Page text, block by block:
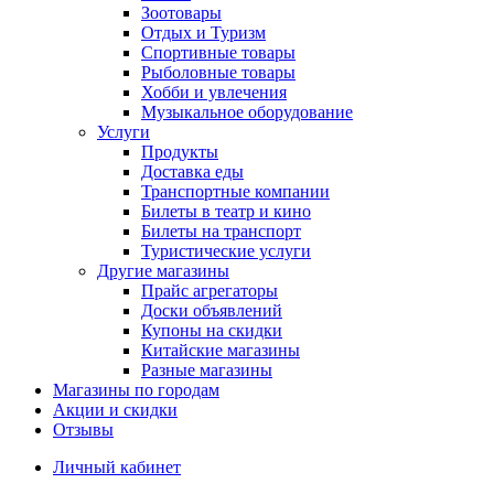
Зоотовары
Отдых и Туризм
Спортивные товары
Рыболовные товары
Хобби и увлечения
Музыкальное оборудование
Услуги
Продукты
Доставка еды
Транспортные компании
Билеты в театр и кино
Билеты на транспорт
Туристические услуги
Другие магазины
Прайс агрегаторы
Доски объявлений
Купоны на скидки
Китайские магазины
Разные магазины
Магазины по городам
Акции и скидки
Отзывы
Личный кабинет